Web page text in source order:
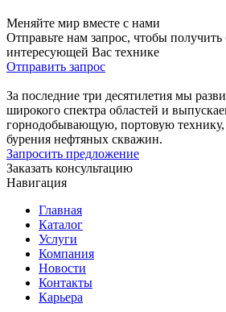
Меняйте мир вместе с нами
Отправьте нам запрос, чтобы
интересующей Вас технике
Отправить запрос
За последние три десятилетия мы
широкого спектра областей и
горнодобывающую, портовую технику,
бурения нефтяных скважин.
Запросить предложение
Заказать консультацию
Навигация
Главная
Каталог
Услуги
Компания
Новости
Контакты
Карьера